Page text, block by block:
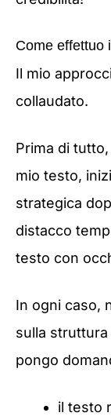
Come effettuo
Il mio
collaudato.
Prima di
mio testo,
strategica
distacco
testo con
In ogni caso,
sulla
pongo
il testo